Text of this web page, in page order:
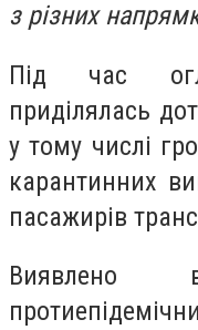
з різних
Під час
приділялась
у тому числі
карантинних
пасажирів
Виявлено